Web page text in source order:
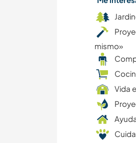
mismo»
Vida